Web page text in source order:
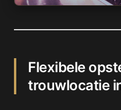
Flexibele
trouwlocatie